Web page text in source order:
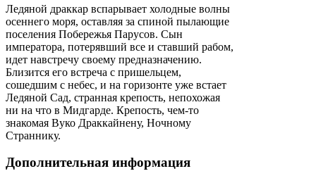
Ледяной драккар вспарывает холодные волны
осеннего моря, оставляя за спиной пылающие
поселения Побережья Парусов. Сын
императора, потерявший все и ставший рабом,
идет навстречу своему предназначению.
Близится его встреча с пришельцем,
сошедшим с небес, и на горизонте уже встает
Ледяной Сад, странная крепость, непохожая
ни на что в Мидгарде. Крепость, чем-то
знакомая Вуко Драккайнену, Ночному
Страннику.
Дополнительная информация